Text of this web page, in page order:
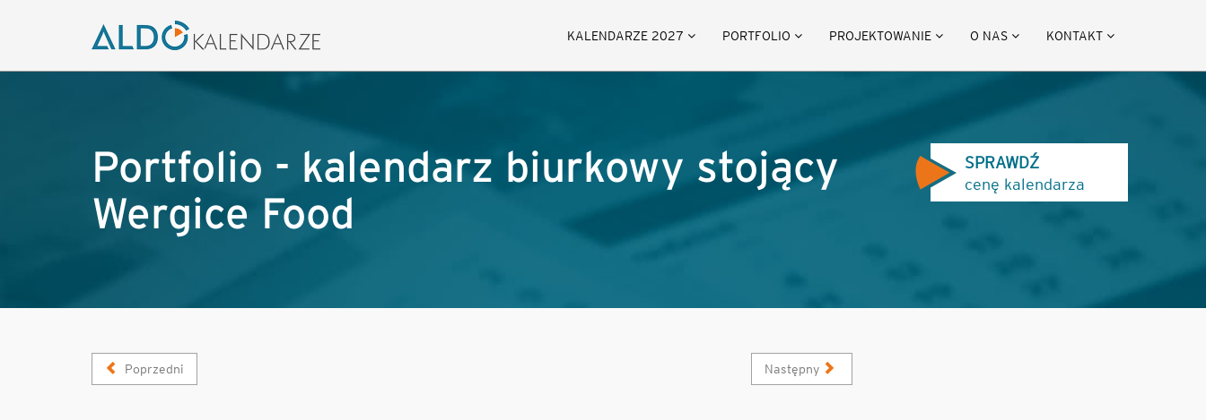
KALENDARZE 2027 PORTFOLIO PROJEKTOWANIE O NAS KONTAKT
Portfolio - kalendarz biurkowy stojący
Wergice Food
SPRAWDŹ
cenę kalendarza
Poprzedni Następny